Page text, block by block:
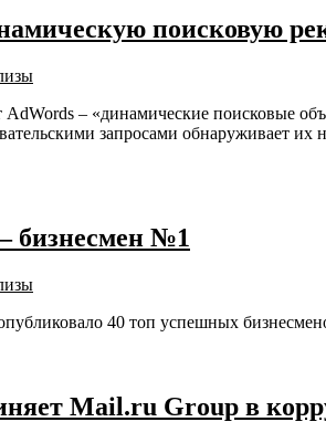
поисковую
– «динамические поисковые
запросами обнаруживает
бизнесмен №1
40 топ успешных
Mail.ru Group в